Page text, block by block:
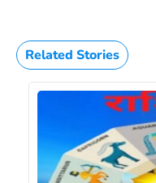
Related Stories